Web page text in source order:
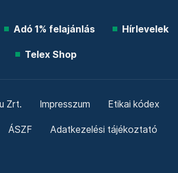
Adó 1% felajánlás Hírlevelek
Telex Shop
Zrt. Impresszum Etikai kódex
ÁSZF Adatkezelési tájékoztató